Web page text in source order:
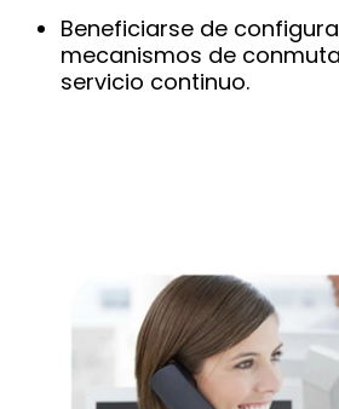
Beneficiarse de
mecanismos de
servicio continuo.